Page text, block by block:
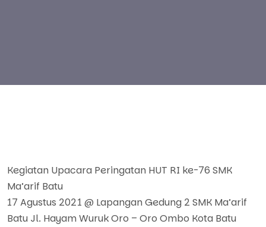
Kegiatan Upacara Peringatan HUT RI ke-76 SMK
Ma’arif Batu
17 Agustus 2021 @ Lapangan Gedung 2 SMK Ma’arif
Batu Jl. Hayam Wuruk Oro – Oro Ombo Kota Batu